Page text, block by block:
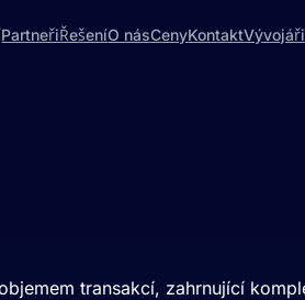
PartneřiŘešeníO násCenyKontaktVývojáři
transakcí, zahrnující